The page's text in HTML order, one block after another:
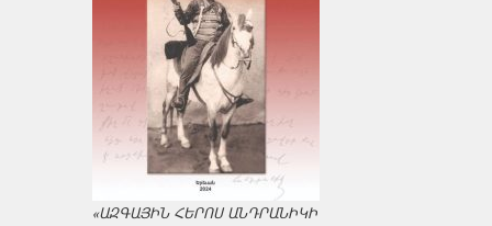
«ԱԶԳԱՅԻՆ ՀԵՐՈՍ ԱՆԴՐԱՆԻԿԻ